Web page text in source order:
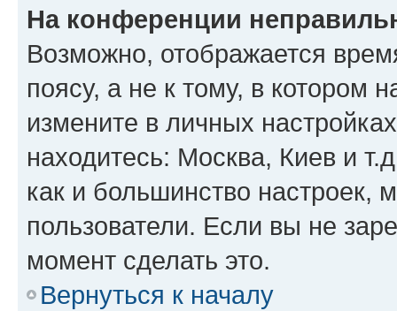
На конференции
Возможно, отображается
поясу, а не к тому, в котором
измените в личных
находитесь: Москва, Киев и
как и большинство настроек,
пользователи. Если вы не
момент сделать это.
Вернуться к началу